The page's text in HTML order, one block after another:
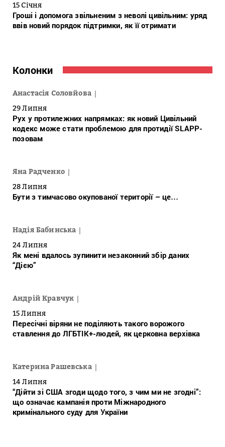
15 Січня
Гроші і допомога звільненим з неволі цивільним: уряд
ввів новий порядок підтримки, як її отримати
Колонки
Анастасія Соловйова
29 Липня
Рух у протилежних напрямках: як новий Цивільний
кодекс може стати проблемою для протидії SLAPP-
позовам
Яна Радченко
28 Липня
Бути з тимчасово окупованої території – це…
Надія Бабинська
24 Липня
Як мені вдалось зупинити незаконний збір даних
“Дією”
Андрій Кравчук
15 Липня
Пересічні віряни не поділяють такого ворожого
ставлення до ЛГБТІК+-людей, як церковна верхівка
Катерина Рашевська
14 Липня
“Дійти зі США згоди щодо того, з чим ми не згодні”:
що означає кампанія проти Міжнародного
кримінального суду для України